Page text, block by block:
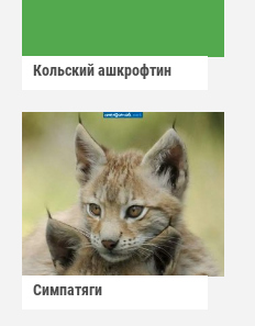
Кольский ашкрофтин
Симпатяги